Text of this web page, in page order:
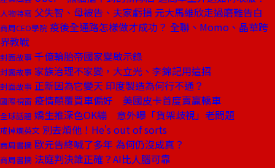
人物特寫 父失智、母被告、夫家虧損 元大馬維欣走過磨難告白
商周CEO學院 疫後全通路怎樣做才成功？ 全聯、Momo、晶華跨
界教戰
封面故事 千億輪胎帝國家變啟示錄
封面故事 家族治理不家變，大立光、李錦記用這招
封面故事 正新因為它變天 印度製造為何行不通？
國際視窗 疫情顛覆買車偏好 美國皮卡首度賣贏轎車
全球話題 嬌生推深色OK繃 意外曝「貨架歧視」老問題
戒掉爛英文 別去煩他！He's out of sorts
商周書摘 歐元告終喊了多年 為何仍沒成真？
商周書摘 法庭判決誰正確？AI比人腦可靠